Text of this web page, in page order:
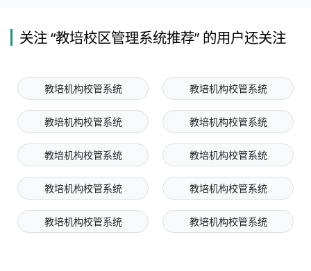
关注 “教培校区管理系统推荐” 的用户还关注
教培机构校管系统 教培机构校管系统
教培机构校管系统 教培机构校管系统
教培机构校管系统 教培机构校管系统
教培机构校管系统 教培机构校管系统
教培机构校管系统 教培机构校管系统